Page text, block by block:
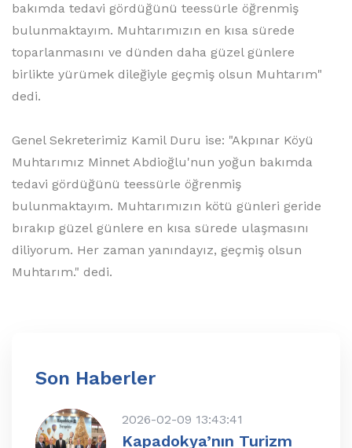
bakımda tedavi gördüğünü teessürle öğrenmiş
bulunmaktayım. Muhtarımızın en kısa sürede
toparlanmasını ve dünden daha güzel günlere
birlikte yürümek dileğiyle geçmiş olsun Muhtarım"
dedi.
Genel Sekreterimiz Kamil Duru ise: "Akpınar Köyü
Muhtarımız Minnet Abdioğlu'nun yoğun bakımda
tedavi gördüğünü teessürle öğrenmiş
bulunmaktayım. Muhtarımızın kötü günleri geride
bırakıp güzel günlere en kısa sürede ulaşmasını
diliyorum. Her zaman yanındayız, geçmiş olsun
Muhtarım." dedi.
Son Haberler
2026-02-09 13:43:41
Kapadokya’nın Turizm